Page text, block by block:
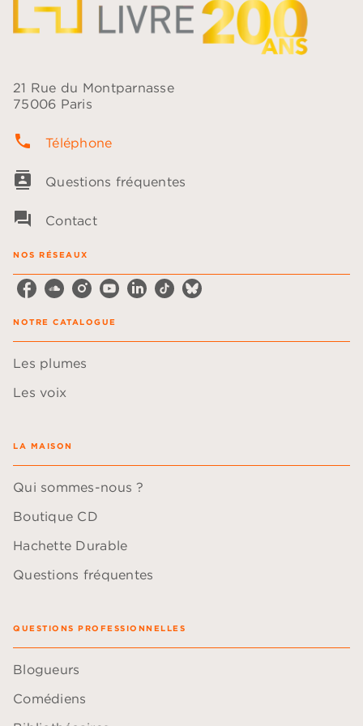
21 Rue du Montparnasse
75006 Paris
phone Téléphone
contacts Questions fréquentes
question_answer Contact
NOS RÉSEAUX
NOTRE CATALOGUE
Les plumes
Les voix
LA MAISON
Qui sommes-nous ?
Boutique CD
Hachette Durable
Questions fréquentes
QUESTIONS PROFESSIONNELLES
Blogueurs
Comédiens